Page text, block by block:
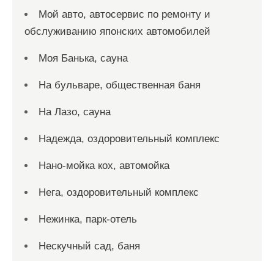
Мой авто, автосервис по ремонту и
обслуживанию японских автомобилей
Моя Банька, сауна
На бульваре, общественная баня
На Лазо, сауна
Надежда, оздоровительный комплекс
Нано-мойка кох, автомойка
Нега, оздоровительный комплекс
Нежинка, парк-отель
Нескучный сад, баня